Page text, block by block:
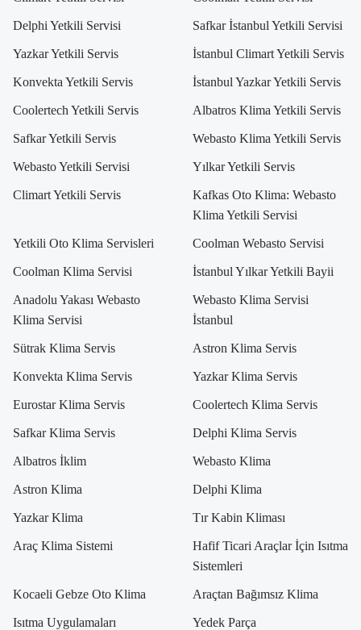
Delphi Yetkili Servisi Safkar İstanbul Yetkili Servisi
Yazkar Yetkili Servis İstanbul Climart Yetkili Servis
Konvekta Yetkili Servis İstanbul Yazkar Yetkili Servis
Coolertech Yetkili Servis Albatros Klima Yetkili Servis
Safkar Yetkili Servis Webasto Klima Yetkili Servis
Webasto Yetkili Servisi Yılkar Yetkili Servis
Climart Yetkili Servis
Kafkas Oto Klima: Webasto
Klima Yetkili Servisi
Yetkili Oto Klima Servisleri Coolman Webasto Servisi
Coolman Klima Servisi İstanbul Yılkar Yetkili Bayii
Anadolu Yakası Webasto
Klima Servisi
Webasto Klima Servisi
İstanbul
Sütrak Klima Servis Astron Klima Servis
Konvekta Klima Servis Yazkar Klima Servis
Eurostar Klima Servis Coolertech Klima Servis
Safkar Klima Servis Delphi Klima Servis
Albatros İklim Webasto Klima
Astron Klima Delphi Klima
Yazkar Klima Tır Kabin Kliması
Araç Klima Sistemi
Hafif Ticari Araçlar İçin Isıtma
Sistemleri
Kocaeli Gebze Oto Klima Araçtan Bağımsız Klima
Isıtma Uygulamaları Yedek Parça